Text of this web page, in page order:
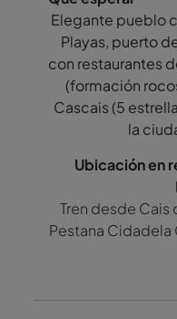
Elegante pueblo
Playas, puerto
con restaurantes
(formación
Cascais (5
la
Tren desde Cais
Pestana Cidadela